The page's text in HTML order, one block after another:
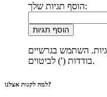
הוסף תגיות שלך:
הוסף תגיות
השתמש בגרשיים
בודדות (') לביטוים.
למה לקנות אצלנו?